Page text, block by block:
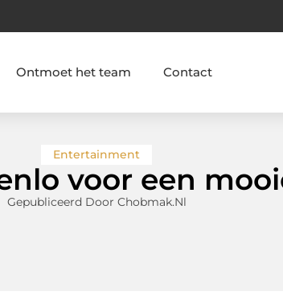
Ontmoet het team Contact
Entertainment
voor een
Gepubliceerd Door Chobmak.nl